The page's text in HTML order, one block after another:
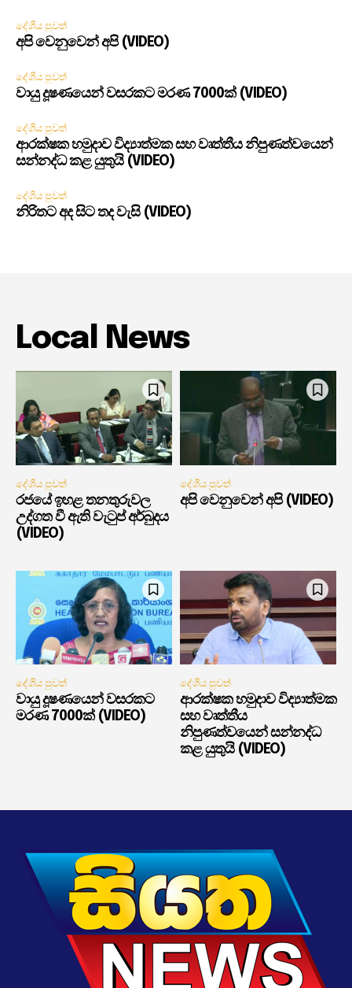
දේශීය පුවත්
අපි වෙනුවෙන් අපි (VIDEO)
දේශීය පුවත්
වායු දූෂණයෙන් වසරකට මරණ 7000ක් (VIDEO)
දේශීය පුවත්
ආරක්ෂක හමුදාව විද්‍යාත්මක සහ වෘත්තීය නිපුණත්වයෙන්
සන්නද්ධ කළ යුතුයි (VIDEO)
දේශීය පුවත්
නිරිතට අද සිට තද වැසි (VIDEO)
Local News
දේශීය පුවත්
රජයේ ඉහළ තනතුරුවල
උද්ගත වී ඇති වැටුප් අර්බුදය
(VIDEO)
දේශීය පුවත්
අපි වෙනුවෙන් අපි (VIDEO)
දේශීය පුවත්
වායු දූෂණයෙන් වසරකට
මරණ 7000ක් (VIDEO)
දේශීය පුවත්
ආරක්ෂක හමුදාව විද්‍යාත්මක
සහ වෘත්තීය
නිපුණත්වයෙන් සන්නද්ධ
කළ යුතුයි (VIDEO)